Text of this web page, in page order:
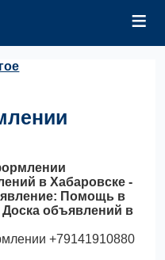
≡
в Хабаровске -
Помощь в
объявлений в
+79141910880